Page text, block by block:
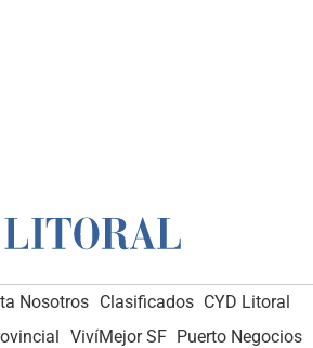
Nosotros Clasificados CYD Litoral
VivíMejor SF Puerto Negocios